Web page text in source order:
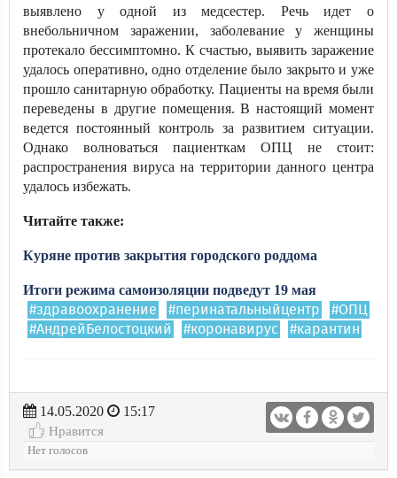
выявлено у одной из медсестер. Речь идет о
внебольничном заражении, заболевание у женщины
протекало бессимптомно. К счастью, выявить заражение
удалось оперативно, одно отделение было закрыто и уже
прошло санитарную обработку. Пациенты на время были
переведены в другие помещения. В настоящий момент
ведется постоянный контроль за развитием ситуации.
Однако волноваться пациенткам ОПЦ не стоит:
распространения вируса на территории данного центра
удалось избежать.
Читайте также:
Куряне против закрытия городского роддома
Итоги режима самоизоляции подведут 19 мая
#здравоохранение #перинатальныйцентр
#ОПЦ
#АндрейБелостоцкий
#коронавирус #карантин
14.05.2020
15:17
Нравится
Нет голосов